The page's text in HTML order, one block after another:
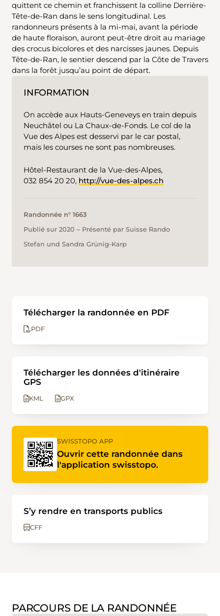
quittent ce chemin et franchissent la colline Derrière-
Tête-de-Ran dans le sens longitudinal. Les
randonneurs présents à la mi-mai, avant la période
de haute floraison, auront peut-être droit au mariage
des crocus bicolores et des narcisses jaunes. Depuis
Tête-de-Ran, le sentier descend par la Côte de Travers
dans la forêt jusqu’au point de départ.
INFORMATION
On accède aux Hauts-Geneveys en train depuis
Neuchâtel ou La Chaux-de-Fonds. Le col de la
Vue des Alpes est desservi par le car postal,
mais les courses ne sont pas nombreuses.
Hôtel-Restaurant de la Vue-des-Alpes,
032 854 20 20, http://vue-des-alpes.ch
Randonnée n° 1663
Publié sur 2020 ‒ Présenté par Suisse Rando
Stefan und Sandra Grünig-Karp
Télécharger la randonnée en PDF
PDF
Télécharger les données d'itinéraire
GPS
KML GPX
SWISSTOPO APP
Ouvrir cette randonnée dans
l'application swisstopo.
S’y rendre en transports publics
CFF
PARCOURS DE LA RANDONNÉE